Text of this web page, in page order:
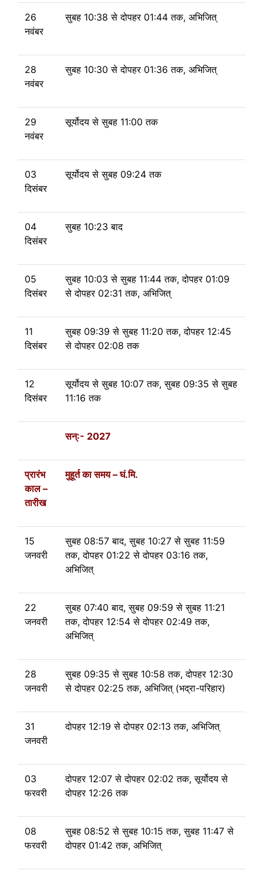
26
नवंबर
सुबह 10:38सेदोपहर 01:44 तक, अभिजित्
28
नवंबर
सुबह 10:30सेदोपहर 01:36 तक, अभिजित्
29
नवंबर
सूर्योदय सेसुबह 11:00 तक
03
दिसंबर
सूर्योदय सेसुबह 09:24 तक
04
दिसंबर
सुबह 10:23 बाद
05
दिसंबर
सुबह 10:03सेसुबह 11:44 तक, दोपहर 01:09
सेदोपहर 02:31 तक, अभिजित्
11
दिसंबर
सुबह 09:39सेसुबह 11:20 तक, दोपहर 12:45
सेदोपहर 02:08 तक
12
दिसंबर
सूर्योदय सेसुबह 10:07 तक, सुबह 09:35सेसुबह
11:16 तक
सन्:- 2027
प्रारंभ
काल –
तारीख
मुहूर्त का समय – घं.मि.
15
जनवरी
सुबह 08:57 बाद, सुबह 10:27सेसुबह 11:59
तक, दोपहर 01:22सेदोपहर 03:16 तक,
अभिजित्
22
जनवरी
सुबह 07:40 बाद, सुबह 09:59सेसुबह 11:21
तक, दोपहर 12:54सेदोपहर 02:49 तक,
अभिजित्
28
जनवरी
सुबह 09:35सेसुबह 10:58 तक, दोपहर 12:30
सेदोपहर 02:25 तक, अभिजित् (भद्रा-परिहार)
31
जनवरी
दोपहर 12:19सेदोपहर 02:13 तक, अभिजित्
03
फरवरी
दोपहर 12:07सेदोपहर 02:02 तक,सूर्योदय से
दोपहर 12:26 तक
08
फरवरी
सुबह 08:52सेसुबह 10:15 तक, सुबह 11:47से
दोपहर 01:42 तक, अभिजित्